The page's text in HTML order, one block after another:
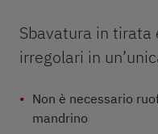
Sbavatura in tirata
irregolari in
Non è necessario
mandrino